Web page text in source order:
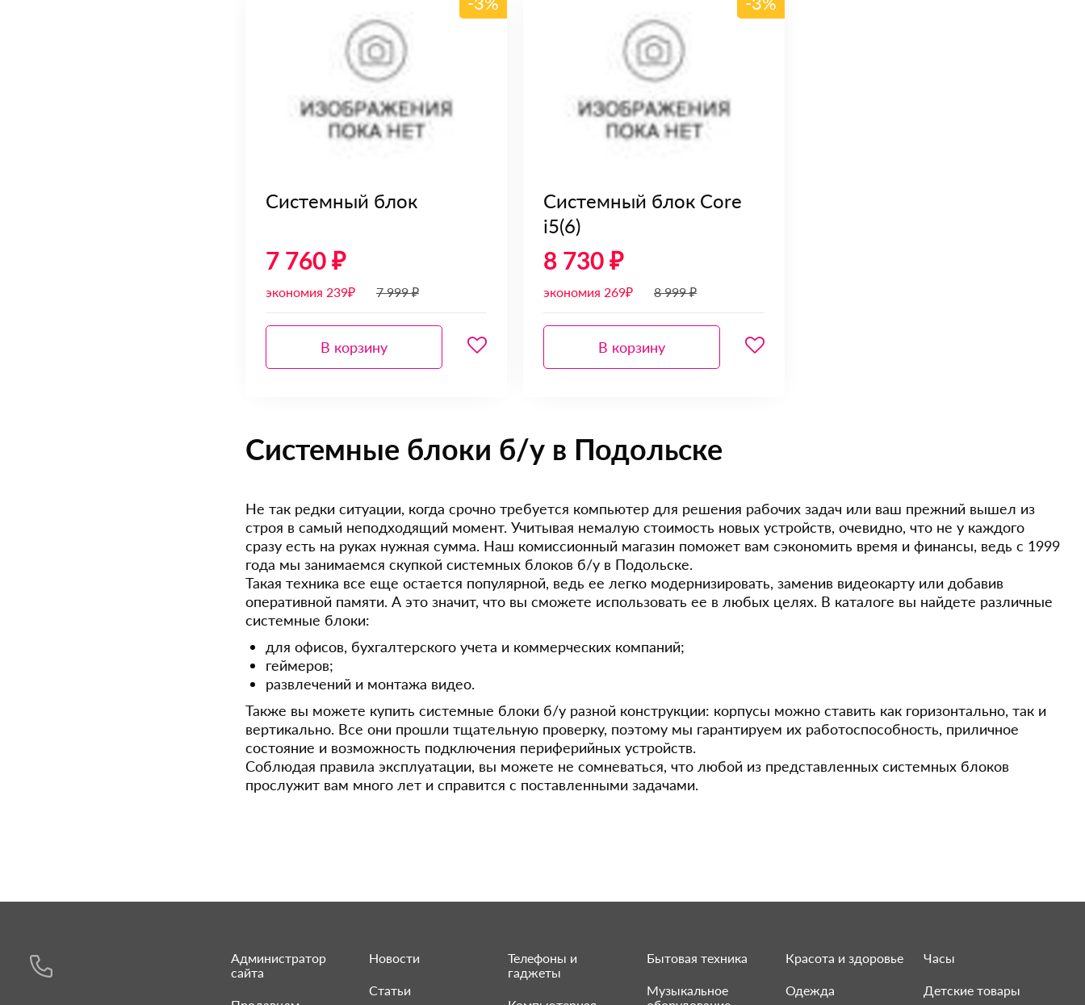
Системный блок
7 760 ₽
экономия 239₽ 7 999 ₽
В корзину
Системный блок Core
i5(6)
8 730 ₽
экономия 269₽ 8 999 ₽
В корзину
Системные блоки б/у в Подольске
Не так редки ситуации, когда срочно требуется компьютер для решения рабочих задач или ваш прежний вышел из
строя в самый неподходящий момент. Учитывая немалую стоимость новых устройств, очевидно, что не у каждого
сразу есть на руках нужная сумма. Наш комиссионный магазин поможет вам сэкономить время и финансы, ведь с 1999
года мы занимаемся скупкой системных блоков б/у в Подольске.
Такая техника все еще остается популярной, ведь ее легко модернизировать, заменив видеокарту или добавив
оперативной памяти. А это значит, что вы сможете использовать ее в любых целях. В каталоге вы найдете различные
системные блоки:
для офисов, бухгалтерского учета и коммерческих компаний;
геймеров;
развлечений и монтажа видео.
Также вы можете купить системные блоки б/у разной конструкции: корпусы можно ставить как горизонтально, так и
вертикально. Все они прошли тщательную проверку, поэтому мы гарантируем их работоспособность, приличное
состояние и возможность подключения периферийных устройств.
Соблюдая правила эксплуатации, вы можете не сомневаться, что любой из представленных системных блоков
прослужит вам много лет и справится с поставленными задачами.
Администратор
сайта
Новости
Статьи
Телефоны и
гаджеты
Бытовая техника
Музыкальное
Красота и здоровье
Одежда
Часы
Детские товары